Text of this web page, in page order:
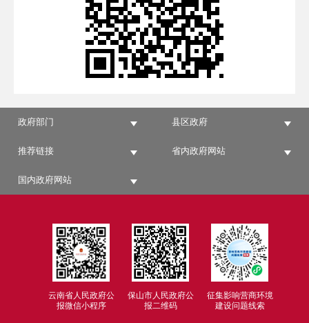
政府部门 县区政府
推荐链接 省内政府网站
国内政府网站
云南省人民政府公
报微信小程序
保山市人民政府公
报二维码
征集影响营商环境
建设问题线索